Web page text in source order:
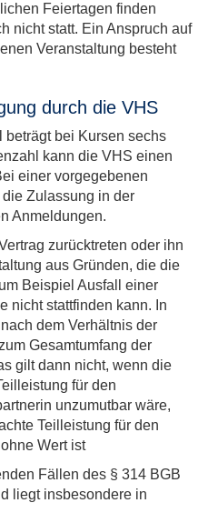
Feiertagen finden
nicht statt. Ein Anspruch auf
Veranstaltung besteht
durch die VHS
beträgt bei Kursen sechs
kann die VHS einen
einer vorgegebenen
Zulassung in der
Anmeldungen.
zurücktreten oder ihn
aus Gründen, die die
Beispiel Ausfall einer
nicht stattfinden kann. In
dem Verhältnis der
Gesamtumfang der
gilt dann nicht, wenn die
für den
unzumutbar wäre,
Teilleistung für den
Wert ist
Fällen des § 314 BGB
liegt insbesondere in